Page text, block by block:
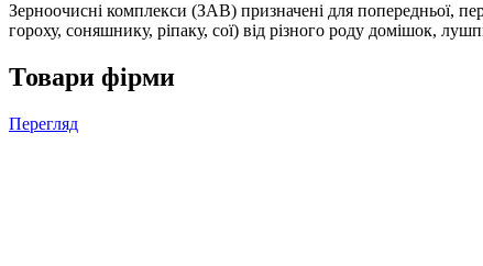
Зерноочисні комплекси (ЗАВ) призначені для попередньої,
гороху, соняшнику, ріпаку, сої) від різного роду домішок,
Товари фірми
Перегляд